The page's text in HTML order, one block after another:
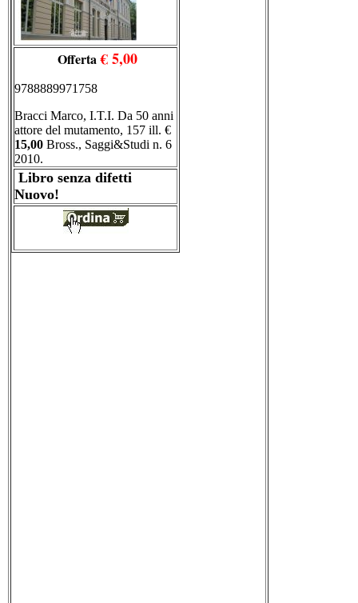
Offerta€ 5,00
9788889971758
Bracci Marco, I.T.I. Da 50 anni
attore del mutamento, 157 ill. €
15,00 Bross., Saggi&Studi n. 6
2010.
Libro senza difetti
Nuovo!